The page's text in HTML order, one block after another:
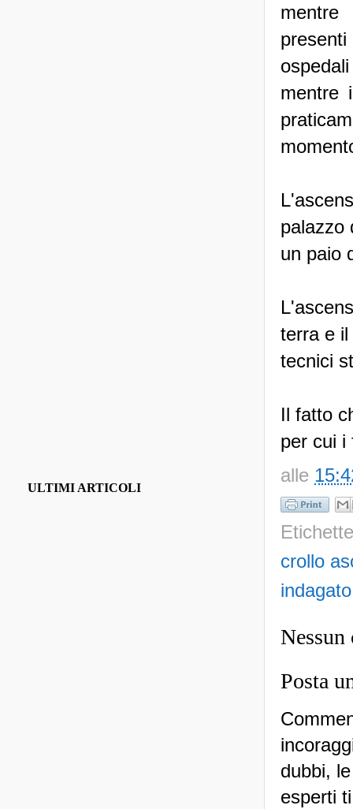
mentre
palazzo
un paio
terra e
tecnici
Il fatto
per cui i
alle
crollo
indagato
Nessun
Posta
dubbi,
esperti
ULTIMI ARTICOLI